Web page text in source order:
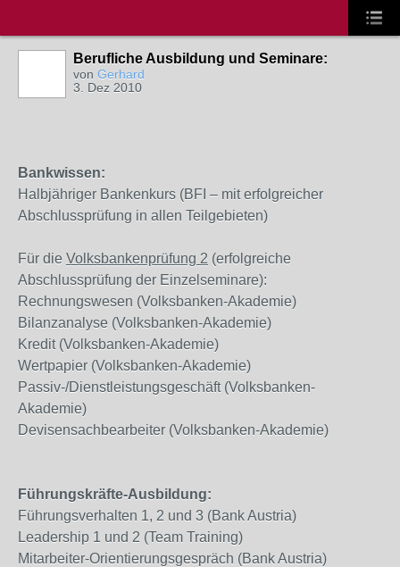
Berufliche Ausbildung und Seminare:
von Gerhard
3. Dez 2010
Bankwissen:
Halbjähriger Bankenkurs (BFI – mit erfolgreicher
Abschlussprüfung in allen Teilgebieten)
Für die Volksbankenprüfung 2 (erfolgreiche
Abschlussprüfung der Einzelseminare):
Rechnungswesen (Volksbanken-Akademie)
Bilanzanalyse (Volksbanken-Akademie)
Kredit (Volksbanken-Akademie)
Wertpapier (Volksbanken-Akademie)
Passiv-/Dienstleistungsgeschäft (Volksbanken-
Akademie)
Devisensachbearbeiter (Volksbanken-Akademie)
Führungskräfte-Ausbildung:
Führungsverhalten 1, 2 und 3 (Bank Austria)
Leadership 1 und 2 (Team Training)
Mitarbeiter-Orientierungsgespräch (Bank Austria)